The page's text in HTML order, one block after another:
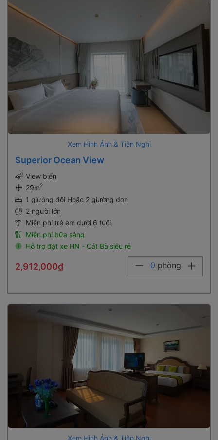
Xem Hình Ảnh & Tiện Nghi
Superior Ocean View
View biển
29m2
1 giường đôi Hoặc 2 giường đơn
2 người lớn
Miễn phí trẻ em dưới 6 tuổi
Miễn phí bữa sáng
Hỗ trợ đặt xe HN - Cát Bà siêu rẻ
2,912,000₫ 0 phòng
Xem Hình Ảnh & Tiện Nghi